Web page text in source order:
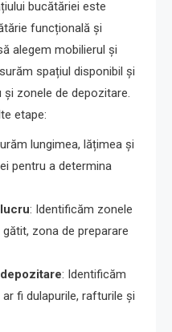
bucătăriei este
funcțională și
alegem mobilierul și
spațiul disponibil și
zonele de depozitare.
etape:
lungimea, lățimea și
pentru a determina
: Identificăm zonele
zona de preparare
: Identificăm
fi dulapurile, rafturile și